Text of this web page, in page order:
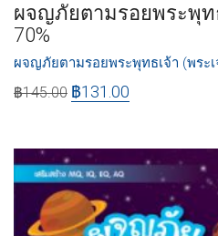
ผจญภัยตามรอยพระพุท
70%
ผจญภัยตามรอยพระพุทธเจ้า (พระ
฿145.00 ฿131.00